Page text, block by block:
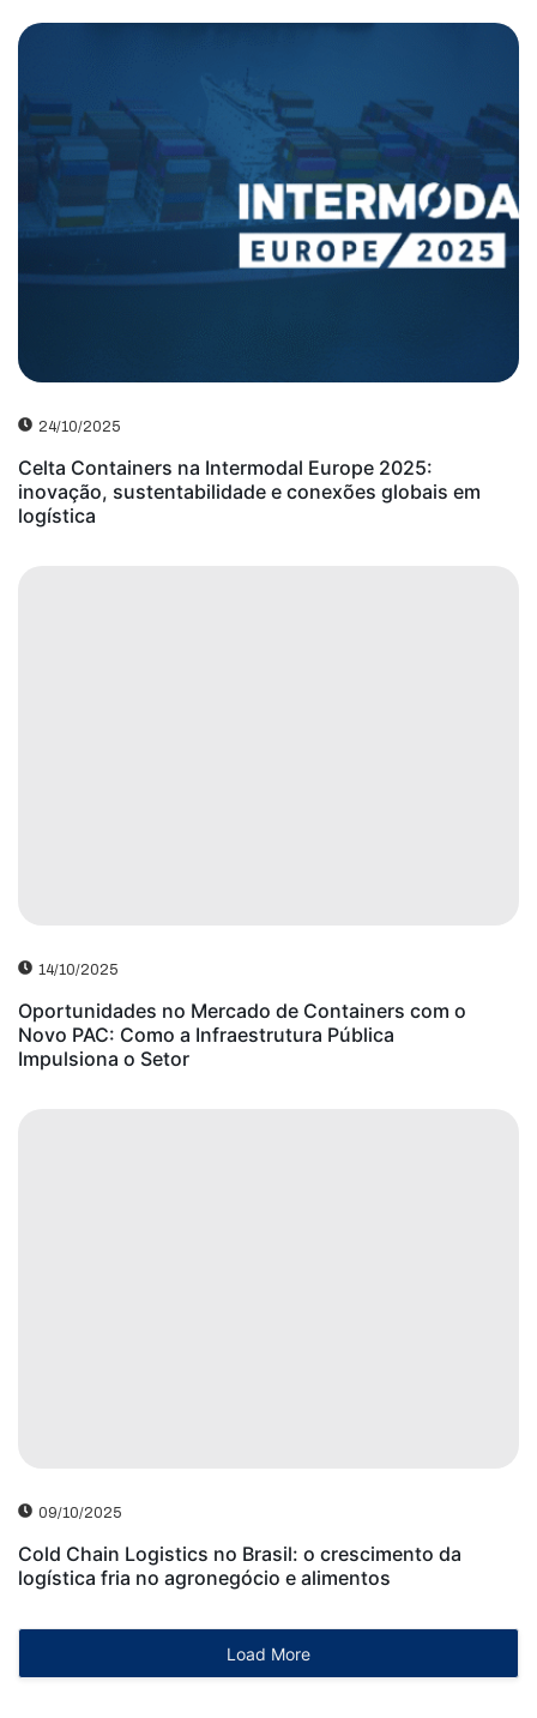
24/10/2025
Celta Containers na Intermodal Europe 2025:
inovação, sustentabilidade e conexões globais em
logística
14/10/2025
Oportunidades no Mercado de Containers com o
Novo PAC: Como a Infraestrutura Pública
Impulsiona o Setor
09/10/2025
Cold Chain Logistics no Brasil: o crescimento da
logística fria no agronegócio e alimentos
Load More